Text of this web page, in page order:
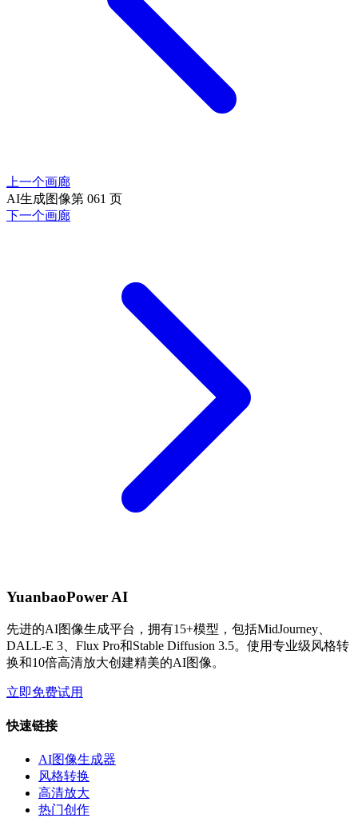
上一个画廊
AI生成图像第 061 页
下一个画廊
YuanbaoPower AI
先进的AI图像生成平台，拥有15+模型，包括MidJourney、
DALL-E 3、Flux Pro和Stable Diffusion 3.5。使用专业级风格转
换和10倍高清放大创建精美的AI图像。
立即免费试用
快速链接
AI图像生成器
风格转换
高清放大
热门创作